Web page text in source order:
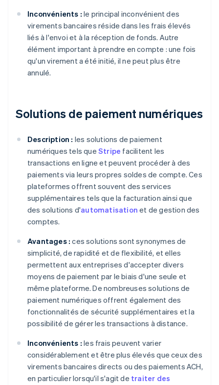
Inconvénients : le principal inconvénient des
virements bancaires réside dans les frais élevés
liés à l'envoi et à la réception de fonds. Autre
élément important à prendre en compte : une fois
qu'un virement a été initié, il ne peut plus être
annulé.
Solutions de paiement numériques
Description : les solutions de paiement
numériques tels que Stripe facilitent les
transactions en ligne et peuvent procéder à des
paiements via leurs propres soldes de compte. Ces
plateformes offrent souvent des services
supplémentaires tels que la facturation ainsi que
des solutions d'automatisation et de gestion des
comptes.
Avantages : ces solutions sont synonymes de
simplicité, de rapidité et de flexibilité, et elles
permettent aux entreprises d'accepter divers
moyens de paiement par le biais d'une seule et
même plateforme. De nombreuses solutions de
paiement numériques offrent également des
fonctionnalités de sécurité supplémentaires et la
possibilité de gérer les transactions à distance.
Inconvénients : les frais peuvent varier
considérablement et être plus élevés que ceux des
virements bancaires directs ou des paiements ACH,
en particulier lorsqu'il s'agit de traiter des